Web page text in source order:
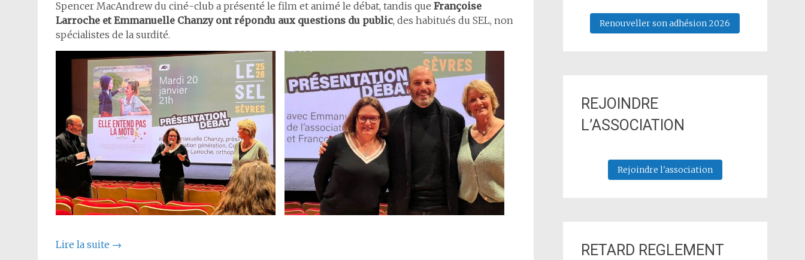
Spencer MacAndrew du ciné-club a présenté le film et animé le débat, tandis que Françoise
Larroche et Emmanuelle Chanzy ont répondu aux questions du public, des habitués du SEL, non
spécialistes de la surdité.
Lire la suite →
Renouveller son adhésion 2026
REJOINDRE
L’ASSOCIATION
Rejoindre l'association
RETARD REGLEMENT